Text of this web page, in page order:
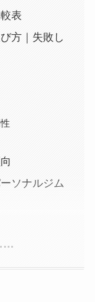
表
方｜失敗し
ソナルジム